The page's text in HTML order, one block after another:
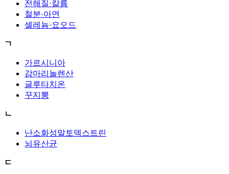
전해질·칼륨
철분·아연
셀레늄·요오드
ㄱ
가르시니아
감마리놀렌산
글루타치온
꾸지뽕
ㄴ
난소화성말토덱스트린
뇌유산균
ㄷ